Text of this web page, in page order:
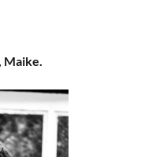
Maike.